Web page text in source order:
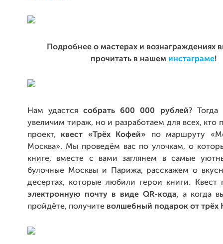
Подробнее о мастерах и вознаграждениях
прочитать в нашем инстаграме!
Нам удастсясобрать 600 000 рублей?
увеличим тираж, но и разработаем для всех, кто
проект, квест «Трёх Кофей» по маршруту
Москва». Мы проведём вас по улочкам, о
книге, вместе с вами заглянем в самые
булочные Москвы и Парижа, расскажем о
десертах, которые любили герои книги.
электронную почту в виде QR-кода, а когда
пройдёте, получите волшебный подарок от трёх